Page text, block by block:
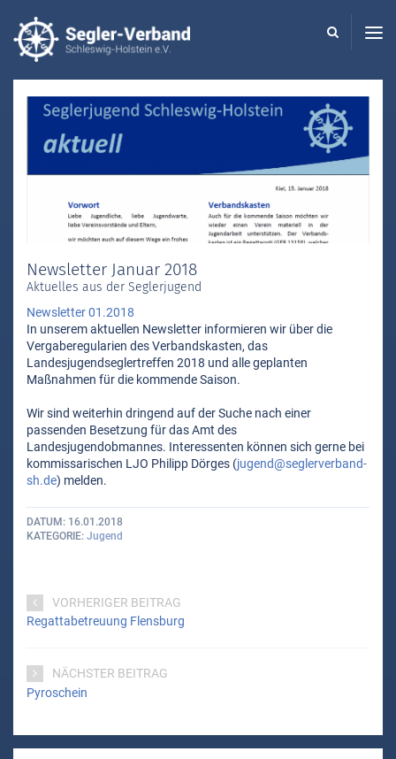
Newsletter Januar 2018
Aktuelles aus der Seglerjugend
Newsletter 01.2018
In unserem aktuellen Newsletter informieren wir über die
Vergaberegularien des Verbandskasten, das
Landesjugendseglertreffen 2018 und alle geplanten
Maßnahmen für die kommende Saison.
Wir sind weiterhin dringend auf der Suche nach einer
passenden Besetzung für das Amt des
Landesjugendobmannes. Interessenten können sich gerne bei
kommissarischen LJO Philipp Dörges (jugend@seglerverband-
sh.de) melden.
DATUM
16.01.2018
KATEGORIE Jugend
VORHERIGER BEITRAG
Regattabetreuung Flensburg
NÄCHSTER BEITRAG
Pyroschein